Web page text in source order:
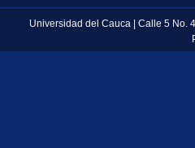
Universidad del Cauca | Calle 5 No.